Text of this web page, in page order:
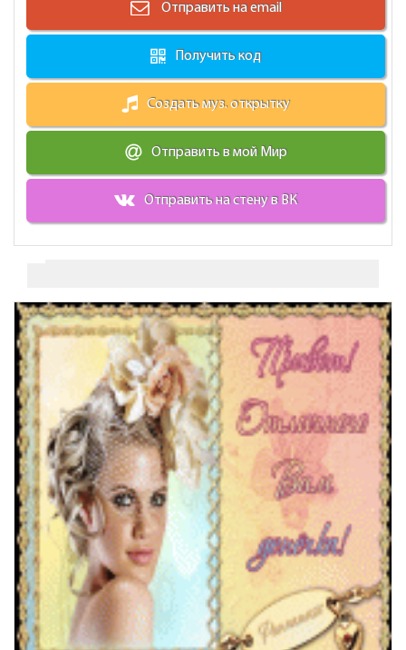
Отправить на email
Получить код
Создать муз. открытку
Отправить в мой Мир
Отправить на стену в ВК